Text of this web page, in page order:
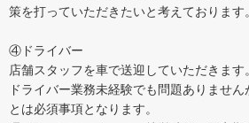
策を打っていただきたいと考えております。
④ドライバー
店舗スタッフを車で送迎していただきます。
ドライバー業務未経験でも問題ありませ
とは必須事項となります。